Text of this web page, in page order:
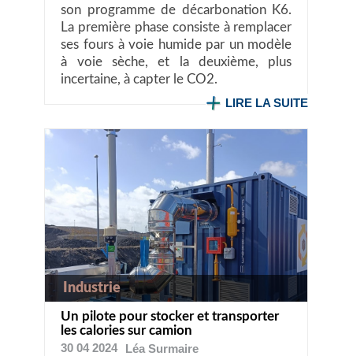
son programme de décarbonation K6.
La première phase consiste à remplacer
ses fours à voie humide par un modèle
à voie sèche, et la deuxième, plus
incertaine, à capter le CO2.
LIRE LA SUITE
Industrie
Un pilote pour stocker et transporter
les calories sur camion
30 04 2024
LéaSurmaire